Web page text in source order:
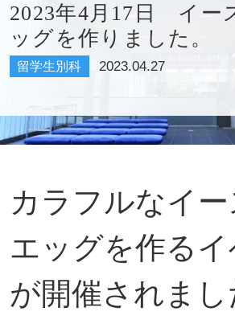
大学
2023年4月17日 イー
ッグを作りました。
留学生別科 2023.04.27
カラフルなイ
エッグを作るイ
が開催されまし